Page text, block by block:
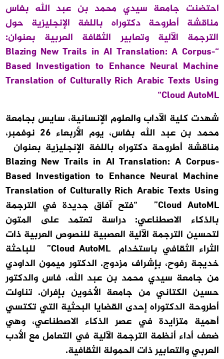
احتضنت جامعة سيدي محمد بن عبد الله بفاس
مناقشة أطروحة دكتوراه باللغة الإنجليزية حول
الترجمة الآلية وتعابير الثقافة العربية بعنوان:
“
Blazing New Trails in AI Translation: A Corpus-
Based Investigation to Enhance Neural Machine
Translation of Culturally Rich Arabic Texts Using
Cloud AutoML
“
شهدت كلية الآداب والعلوم الإنسانية، سايس بجامعة
محمد بن عبد الله بفاس، يوم الأربعاء 26 نوفمبر،
مناقشة أطروحة دكتوراه باللغة الإنجليزية بعنوان
Blazing New Trails in AI Translation: A Corpus-
Based Investigation to Enhance Neural Machine
Translation of Culturally Rich Arabic Texts Using
Cloud AutoML” “فتح آفاق جديدة في الترجمة
بالذكاء الاصطناعي: دراسة تعتمد على المتون
لتحسين الترجمة الآلية العصبية للنصوص العربية ذات
الثراء الثقافي باستخدام Cloud AutoML” للباحثة
خديجة رفوح، بإشراف مزدوج. الدكتور ميمون الداودي
من جامعة سيدي محمد بن عبد الله، فاس والدكتور
حسين الكتاني من جامعة الأخوين بإفران. تناولت
أطروحة الدكتوراه إحدى القضايا البحثية التي تكتسي
أهمية متزايدة في عصر الذكاء الاصطناعي، وهي
ضعف أداء أنظمة الترجمة الآلية في التعامل مع الأدب
العربي والتعابير ذات الحمولة الثقافية.